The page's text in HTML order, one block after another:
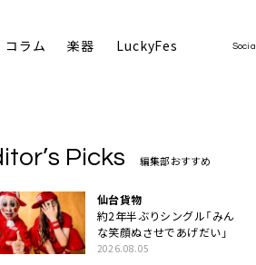
コラム 楽器 LuckyFes Social
Picks 編集部おすすめ
仙台貨物
約2年半ぶりシングル「みん
な笑顔ぬさせであげだい」
2026.08.05